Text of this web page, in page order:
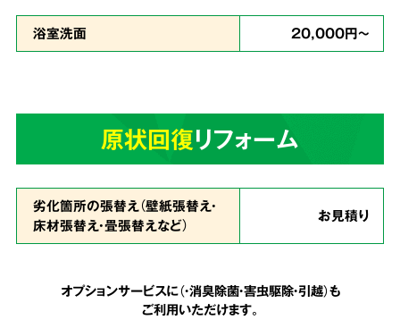
のが難しいという状態でも作業致します。
まで積み上げられたゴミも、虫の湧いたゴミも
追加費用は一切なし
浴室洗面 20,000円～
原状回復リフォーム
劣化箇所の張替え（壁紙張替え・
床材張替え・畳張替えなど）
お見積り
オプションサービスに（・消臭除菌・害虫駆除・引越）も
ご利用いただけます。